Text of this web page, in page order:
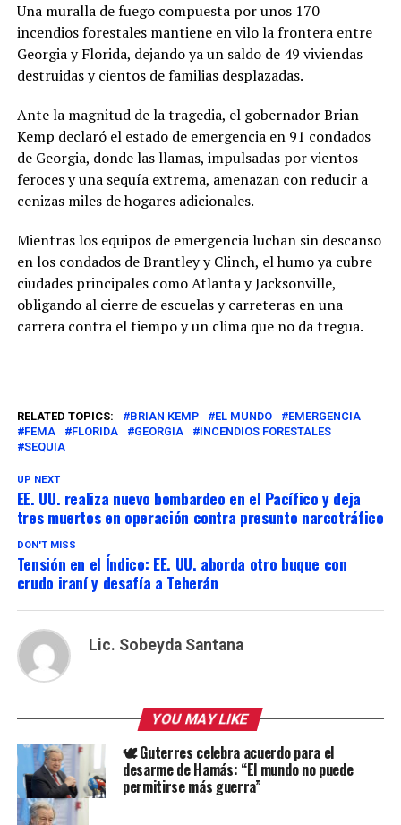
Una muralla de fuego compuesta por unos 170
incendios forestales mantiene en vilo la frontera entre
Georgia y Florida, dejando ya un saldo de 49 viviendas
destruidas y cientos de familias desplazadas.
Ante la magnitud de la tragedia, el gobernador Brian
Kemp declaró el estado de emergencia en 91 condados
de Georgia, donde las llamas, impulsadas por vientos
feroces y una sequía extrema, amenazan con reducir a
cenizas miles de hogares adicionales.
Mientras los equipos de emergencia luchan sin descanso
en los condados de Brantley y Clinch, el humo ya cubre
ciudades principales como Atlanta y Jacksonville,
obligando al cierre de escuelas y carreteras en una
carrera contra el tiempo y un clima que no da tregua.
RELATED TOPICS: BRIAN KEMP EL MUNDO
EMERGENCIA
FEMA
FLORIDA GEORGIA
INCENDIOS FORESTALES
SEQUIA
UP NEXT
EE. UU. realiza nuevo bombardeo en el Pacífico y deja
tres muertos en operación contra presunto narcotráfico
DON'T MISS
Tensión en el Índico: EE. UU. aborda otro buque con
crudo iraní y desafía a Teherán
Lic. Sobeyda Santana
YOU MAY LIKE
🕊️ Guterres celebra acuerdo para el
desarme de Hamás: “El mundo no puede
permitirse más guerra”